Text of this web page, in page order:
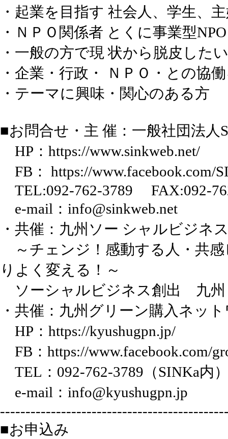
・起業を目指す 社会人、学生、
・ＮＰＯ関係者 とくに事業型
・一般の方で現 状から脱皮した
・企業・行政・ ＮＰＯ・との協
・テーマに興味・関心のある方
■お問合せ・主 催：一般社団法人
HP： https://www.sinkweb.net/
FB： https://www.facebook.com/
TEL:092-762-3789 FAX:092-
e-mail：info@sinkweb.net
・共催：九州ソー シャルビジネ
～チェンジ！感動する人・共
りよく変える！～
ソーシャルビジネス創出 九州
・共催：九州グリーン購入ネッ
HP： https://kyushugpn.jp/
FB： https://www.facebook.com/
TEL：092-762-3789（SINKa内
e-mail：info@kyushugpn.jp
■お申込み